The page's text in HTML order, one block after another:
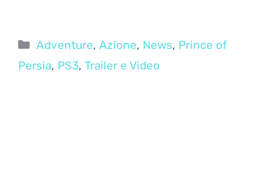
Categorie
Adventure,Azione, News, Prince of
Persia, PS3, Trailer e Video